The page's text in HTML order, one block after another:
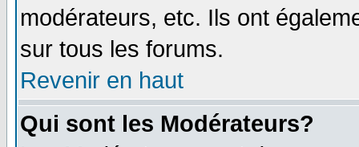
modérateurs, etc. Ils ont
sur tous les forums.
Revenir en haut
Qui sont les Modérateurs?